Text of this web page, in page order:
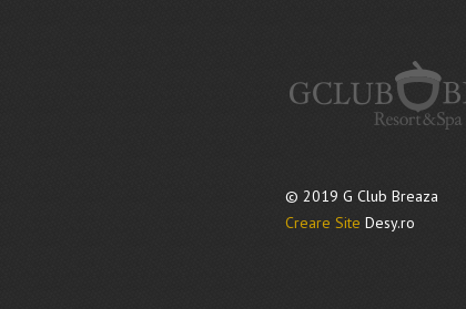
© 2019 G Club Breaza
Creare Site Desy.ro